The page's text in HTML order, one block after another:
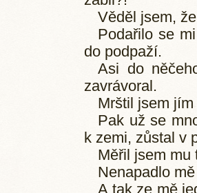
Věděl jsem,
Podařilo se
do podpaží.
Asi do
zavrávoral.
Mrštil jsem
Pak už se
k zemi, zůstal v
Měřil jsem mu
Nenapadlo
A tak ze mě